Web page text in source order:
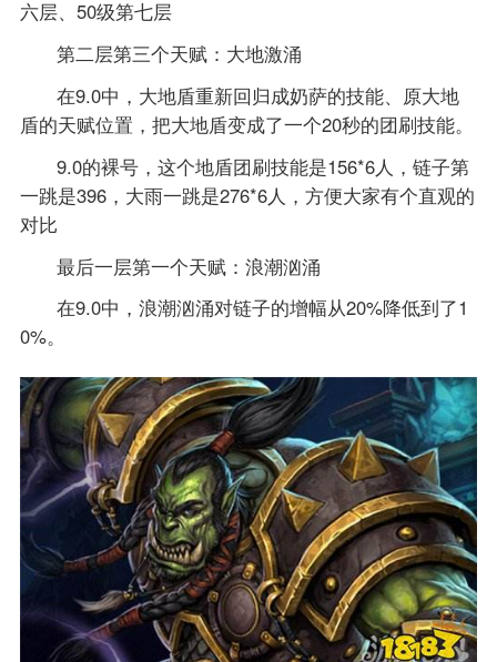
六层、50级第七层
第二层第三个天赋：大地激涌
在9.0中，大地盾重新回归成奶萨的技能、原大地
盾的天赋位置，把大地盾变成了一个20秒的团刷技能。
9.0的裸号，这个地盾团刷技能是156*6人，链子第
一跳是396，大雨一跳是276*6人，方便大家有个直观的
对比
最后一层第一个天赋：浪潮汹涌
在9.0中，浪潮汹涌对链子的增幅从20%降低到了1
0%。